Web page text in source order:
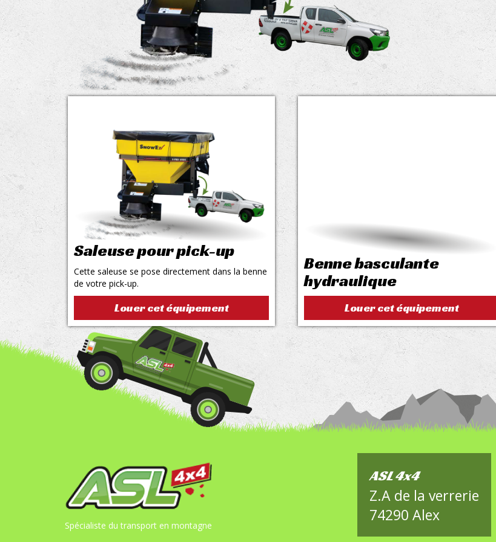
Saleuse pour pick-up
Cette saleuse se pose directement dans la benne
de votre pick-up.
Louer cet équipement
Benne basculante
hydraulique
Louer cet équipement
ASL 4x4
Z.A de la verrerie
74290 Alex